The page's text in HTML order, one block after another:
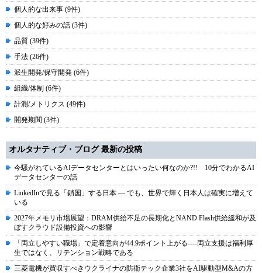
個人的な出来事 (9件)
個人的な好みの話 (3件)
品質 (39件)
手法 (26件)
派生開発/保守開発 (6件)
組織/体制 (6件)
計測/メトリクス (49件)
開発期間 (3件)
オルタナティブ・ブログ 最新の投稿
今騒がれているAIデータセンターとはいったい何なのか?!! 10分でわかるAI
データセンターの話
LinkedInで見る「鎖国」する日本 ― でも、世界で輝く日本人は確実に増えて
いる
2027年メモリ市場展望：DRAM供給不足の長期化とNAND Flash供給緩和が及
ぼすクラウド設備投資への影響
「両立しやすい職場」で定着意向が44.9ポイント上がる----両立支援は福利厚
生ではなく、リテンション戦略である
三菱電機が買収すべきウクライナの防衛テック企業3社をAI駆動型M&Aの方